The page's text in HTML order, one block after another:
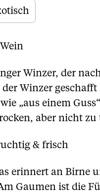
Winzer, der
Winzer
„aus einem
aber nicht
& frisch
erinnert an Birne
Gaumen ist die